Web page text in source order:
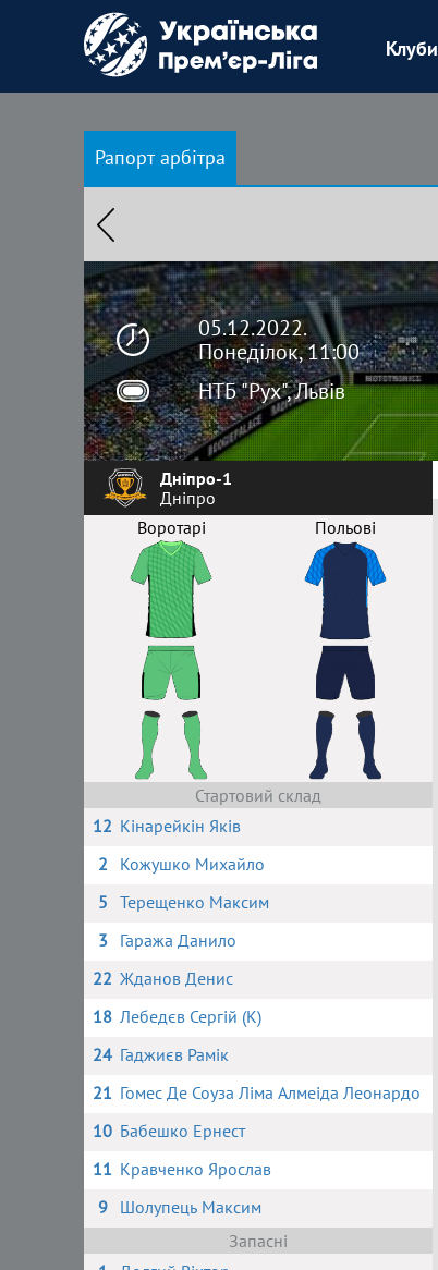
Клуби
Зоря
Полісся
Рапорт арбітра
05.12.2022.
Понеділок, 11:00
НТБ "Рух", Львів
Дніпро-1
Дніпро
Воротарі
Польові
Стартовий склад
12 Кінарейкін Яків
2
Кожушко Михайло
5 Терещенко Максим
3
Гаража Данило
22 Жданов Денис
18 Лебедєв Сергій (К)
24 Гаджиєв Рамік
21 Гомес Де Соуза Ліма Алмеіда Леонардо
10 Бабешко Ернест
11 Кравченко Ярослав
9
Шолупець Максим
Запасні